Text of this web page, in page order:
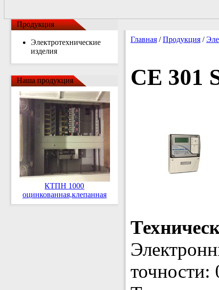
Продукция
Электротехнические
изделия
Наша продукция
КТПН 1000
оцинкованная,клепанная
Главная /Продукция /
CE 301
точности: